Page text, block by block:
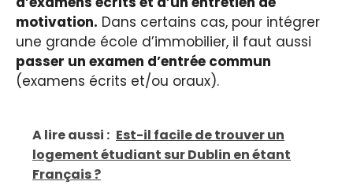
motivation. Dans certains cas, pour intégrer
une grande école d’immobilier, il faut aussi
passer un examen d’entrée commun
(examens écrits et/ou oraux).
A lire aussi : Est-il facile de trouver un
logement étudiant sur Dublin en étant
Français ?